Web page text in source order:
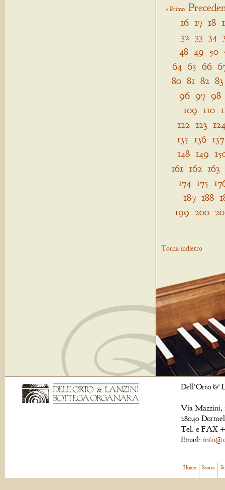
« Primo
16 17 18
32 33 34
48 49 50
64 65 66
80 81 82 83
96 97 98
109 110
122 123 124
135 136 137
148 149
161 162 163
174 175
187 188
199 200
Torna indietro
Dell'Orto &
Via Mazzini,
28040
Tel. e FAX
Email:
Home Storia